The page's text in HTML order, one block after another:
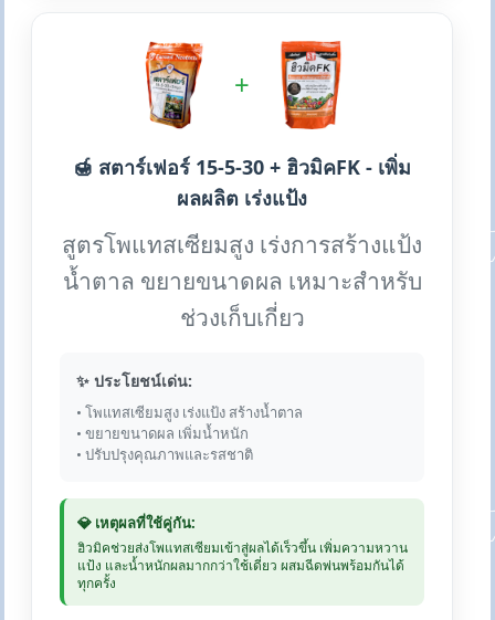
+
🍯 สตาร์เฟอร์ 15-5-30 + ฮิวมิคFK - เพิ่ม
ผลผลิต เร่งแป้ง
สูตรโพแทสเซียมสูง เร่งการสร้างแป้ง
น้ำตาล ขยายขนาดผล เหมาะสำหรับ
ช่วงเก็บเกี่ยว
✨ ประโยชน์เด่น:
• โพแทสเซียมสูง เร่งแป้ง สร้างน้ำตาล
• ขยายขนาดผล เพิ่มน้ำหนัก
• ปรับปรุงคุณภาพและรสชาติ
💎 เหตุผลที่ใช้คู่กัน:
ฮิวมิคช่วยส่งโพแทสเซียมเข้าสู่ผลได้เร็วขึ้น เพิ่มความหวาน
แป้ง และน้ำหนักผลมากกว่าใช้เดี่ยว ผสมฉีดพ่นพร้อมกันได้
ทุกครั้ง